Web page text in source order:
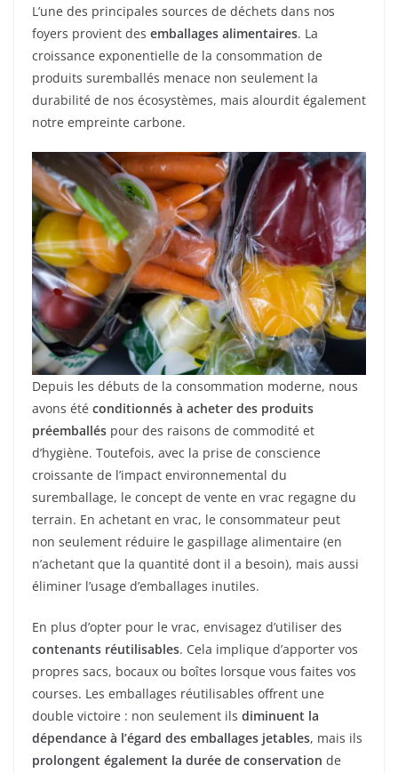
L’une des principales sources de déchets dans nos
foyers provient des emballages alimentaires. La
croissance exponentielle de la consommation de
produits suremballés menace non seulement la
durabilité de nos écosystèmes, mais alourdit également
notre empreinte carbone.
Depuis les débuts de la consommation moderne, nous
avons été conditionnés à acheter des produits
préemballés pour des raisons de commodité et
d’hygiène. Toutefois, avec la prise de conscience
croissante de l’impact environnemental du
suremballage, le concept de vente en vrac regagne du
terrain. En achetant en vrac, le consommateur peut
non seulement réduire le gaspillage alimentaire (en
n’achetant que la quantité dont il a besoin), mais aussi
éliminer l’usage d’emballages inutiles.
En plus d’opter pour le vrac, envisagez d’utiliser des
contenants réutilisables. Cela implique d’apporter vos
propres sacs, bocaux ou boîtes lorsque vous faites vos
courses. Les emballages réutilisables offrent une
double victoire : non seulement ils diminuent la
dépendance à l’égard des emballages jetables, mais ils
prolongent également la durée de conservation de